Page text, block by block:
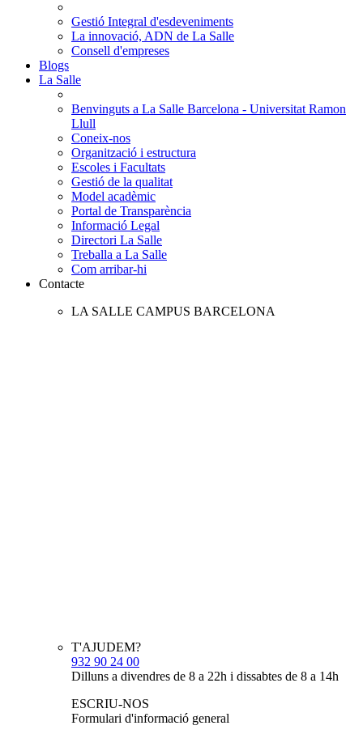
Gestió Integral d'esdeveniments
La innovació, ADN de La Salle
Consell d'empreses
Blogs
La Salle
Benvinguts a La Salle Barcelona - Universitat Ramon
Llull
Coneix-nos
Organització i estructura
Escoles i Facultats
Gestió de la qualitat
Model acadèmic
Portal de Transparència
Informació Legal
Directori La Salle
Treballa a La Salle
Com arribar-hi
Contacte
LA SALLE CAMPUS BARCELONA
T'AJUDEM?
932 90 24 00
Dilluns a divendres de 8 a 22h i dissabtes de 8 a 14h
ESCRIU-NOS
Formulari d'informació general